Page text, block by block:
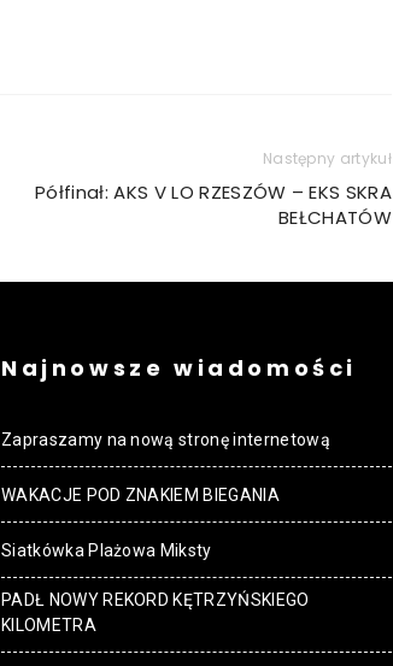
Następny artykuł
Półfinał: AKS V LO RZESZÓW – EKS SKRA
BEŁCHATÓW
Najnowsze wiadomości
Zapraszamy na nową stronę internetową
WAKACJE POD ZNAKIEM BIEGANIA
Siatkówka Plażowa Miksty
PADŁ NOWY REKORD KĘTRZYŃSKIEGO
KILOMETRA